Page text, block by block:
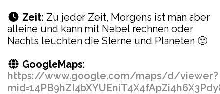
Zeit: Zu jeder Zeit, Morgens ist man aber
alleine und kann mit Nebel rechnen oder
Nachts leuchten die Sterne und Planeten 🙂
GoogleMaps:
https://www.google.com/maps/d/viewer?